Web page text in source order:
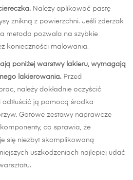
Należy aplikować pastę
znikną z powierzchni. Jeśli zderzak
metoda pozwala na szybkie
konieczności malowania.
poniżej warstwy lakieru, wymagają
lakierowania. Przed
należy dokładnie oczyścić
ją pomocą środka
Gotowe zestawy naprawcze
co sprawia, że
się niezbyt skomplikowaną
uszkodzeniach najlepiej udać